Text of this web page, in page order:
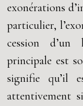
exonérations
particulier,
cession d’un
principale est
signifie qu’il
attentivement